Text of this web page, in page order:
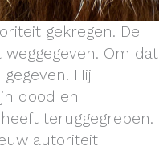
gekregen. De
Om dat
Hij
dood en
teruggegrepen.
autoriteit